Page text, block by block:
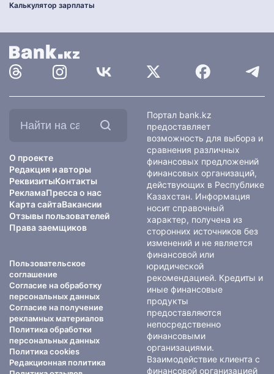
Калькулятор зарплаты
О проекте
Редакция и авторы
РеквизитыКонтакты
РекламаПресса о нас
Карта сайтаВакансии
Отзывы пользователей
Права заемщиков
Пользовательское
соглашение
Согласие на обработку
персональных данных
Согласие на получение
рекламных материалов
Политика обработки
персональных данных
Политика cookies
Редакционная политика
Портал bank.kz
предоставляет
возможность для выбора и
сравнения различных
финансовых предложений
финансовых организаций,
действующих в Республике
Казахстан. Информация
носит справочный
характер, получена из
сторонних источников без
изменений и не является
финансовой или
юридической
рекомендацией. Кредиты и
иные финансовые
продукты
предоставляются
непосредственно
финансовыми
организациями.
Взаимодействие клиента с
финансовой организацией